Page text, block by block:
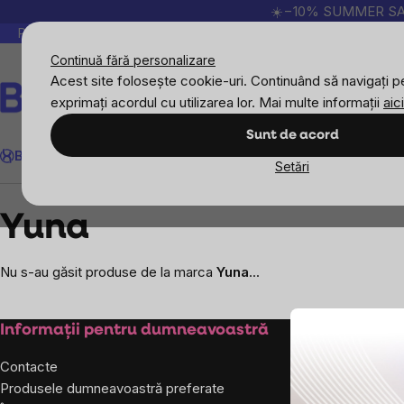
Continuă fără personalizare
Acest site folosește cookie-uri. Continuând să navigați
exprimați acordul cu utilizarea lor. Mai multe informații aici
Sunt de acord
Setări
☀️−10% SUMMER
Peste 200.000 de recenzii verificate Produsele
Căutare
BrainMax
SportImunitateFemeiBărbațiCopiiObiective
Yuna
Nu s-au găsit produse de la marca Yuna...
Subsol
Informații pentru dumneavoastră
Contacte
Produsele dumneavoastră preferate